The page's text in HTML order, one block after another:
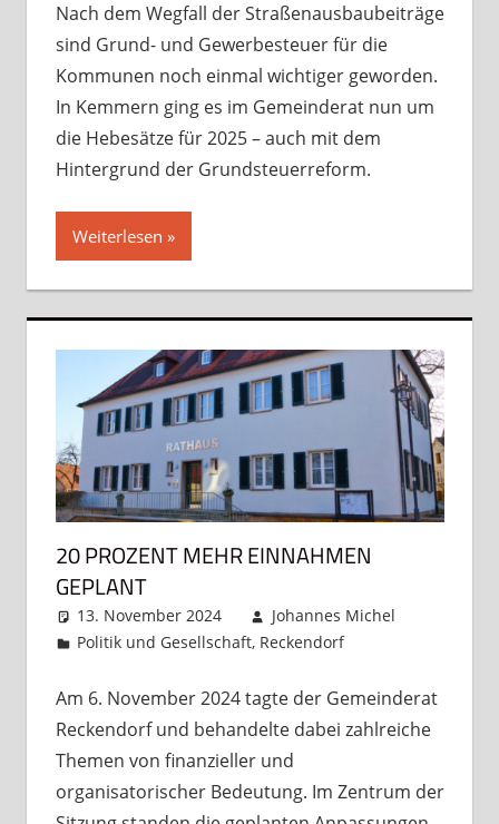
Nach dem Wegfall der Straßenausbaubeiträge
sind Grund- und Gewerbesteuer für die
Kommunen noch einmal wichtiger geworden.
In Kemmern ging es im Gemeinderat nun um
die Hebesätze für 2025 – auch mit dem
Hintergrund der Grundsteuerreform.
Weiterlesen
20 PROZENT MEHR EINNAHMEN
GEPLANT
13. November 2024
Johannes Michel
Politik und Gesellschaft, Reckendorf
hinterlassen
Am 6. November 2024 tagte der Gemeinderat
Reckendorf und behandelte dabei zahlreiche
Themen von finanzieller und
organisatorischer Bedeutung. Im Zentrum der